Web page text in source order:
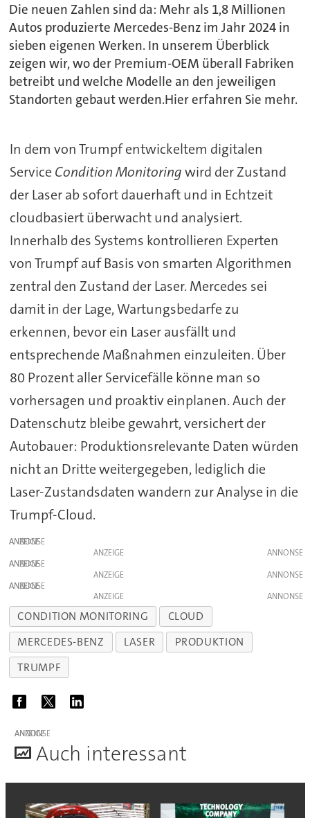
Die neuen Zahlen sind da: Mehr als 1,8 Millionen
Autos produzierte Mercedes-Benz im Jahr 2024 in
sieben eigenen Werken. In unserem Überblick
zeigen wir, wo der Premium-OEM überall Fabriken
betreibt und welche Modelle an den jeweiligen
Standorten gebaut werden.Hier erfahren Sie mehr.
In dem von Trumpf entwickeltem digitalen
Service Condition Monitoringwird der Zustand
der Laser ab sofort dauerhaft und in Echtzeit
cloudbasiert überwacht und analysiert.
Innerhalb des Systems kontrollieren Experten
von Trumpf auf Basis von smarten Algorithmen
zentral den Zustand der Laser. Mercedes sei
damit in der Lage, Wartungsbedarfe zu
erkennen, bevor ein Laser ausfällt und
entsprechende Maßnahmen einzuleiten. Über
80 Prozent aller Servicefälle könne man so
vorhersagen und proaktiv einplanen. Auch der
Datenschutz bleibe gewahrt, versichert der
Autobauer: Produktionsrelevante Daten würden
nicht an Dritte weitergegeben, lediglich die
Laser-Zustandsdaten wandern zur Analyse in die
Trumpf-Cloud.
ANZEIGE
ANZEIGE
ANZEIGE
ANZEIGE
ANZEIGE
ANZEIGE
CONDITION MONITORING
CLOUD
MERCEDES-BENZ
LASER
PRODUKTION
TRUMPF
ANZEIGE
Auch interessant